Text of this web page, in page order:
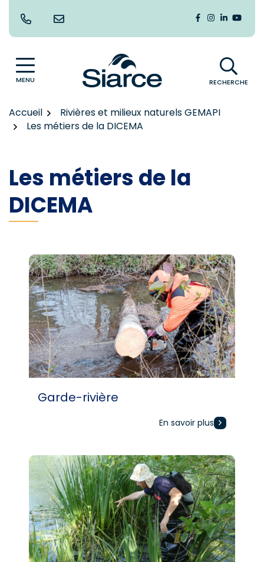
contenu
Lien vers le
Lien vers le
Lien vers
Lien
MENU RECHERCHE
Accueil
Rivières et milieux naturels GEMAPI
Les métiers de la DICEMA
Les métiers de la
DICEMA
Garde-rivière
En savoir plus